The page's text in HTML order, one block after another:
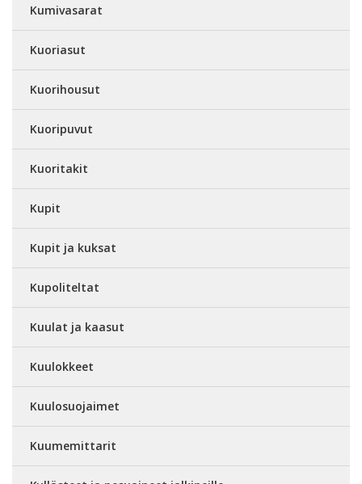
Kumivasarat
Kuoriasut
Kuorihousut
Kuoripuvut
Kuoritakit
Kupit
Kupit ja kuksat
Kupoliteltat
Kuulat ja kaasut
Kuulokkeet
Kuulosuojaimet
Kuumemittarit